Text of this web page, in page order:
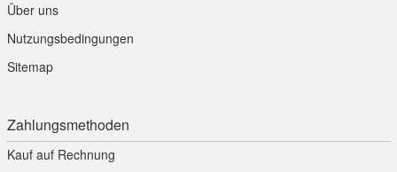
Über uns
Nutzungsbedingungen
Sitemap
Zahlungsmethoden
Kauf auf Rechnung